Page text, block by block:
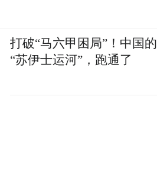
打破“马六甲困局”！中国的
“苏伊士运河”，跑通了